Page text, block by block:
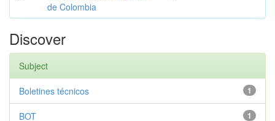
de Colombia
Discover
Subject
1
Boletines técnicos
1
BOT